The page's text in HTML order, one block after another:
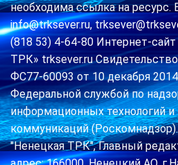
необходима ссылка на ресурс.
info@trksever.ru,
(818 53) 4-64-80 Интернет-
ТРК» trksever.ru
ФС77-60093 от 10 декабря
Федеральной службой по
информационных технологий
коммуникаций
"Ненецкая ТРК", Главный